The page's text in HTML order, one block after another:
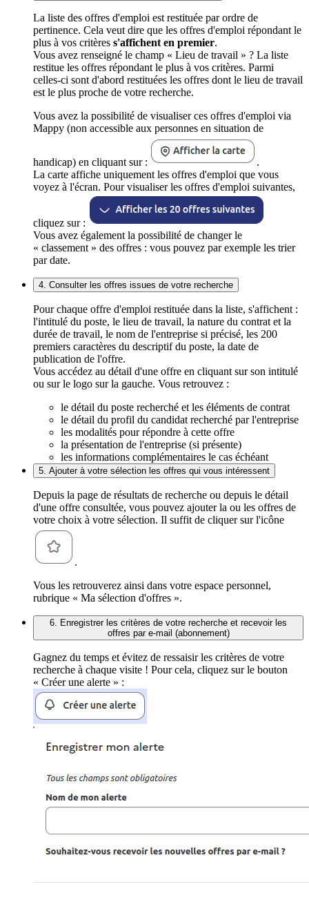
La liste des offres d'emploi est restituée par ordre de
pertinence. Cela veut dire que les offres d'emploi répondant le
plus à vos critères s'affichent en premier.
Vous avez renseigné le champ « Lieu de travail » ? La liste
restitue les offres répondant le plus à vos critères. Parmi
celles-ci sont d'abord restituées les offres dont le lieu de travail
est le plus proche de votre recherche.
Vous avez la possibilité de visualiser ces offres d'emploi via
Mappy (non accessible aux personnes en situation de
handicap) en cliquant sur :
.
La carte affiche uniquement les offres d'emploi que vous
voyez à l'écran. Pour visualiser les offres d'emploi suivantes,
cliquez sur :
Vous avez également la possibilité de changer le
« classement » des offres : vous pouvez par exemple les trier
par date.
4. Consulter les offres issues de votre recherche
Pour chaque offre d'emploi restituée dans la liste, s'affichent :
l'intitulé du poste, le lieu de travail, la nature du contrat et la
durée de travail, le nom de l'entreprise si précisé, les 200
premiers caractères du descriptif du poste, la date de
publication de l'offre.
Vous accédez au détail d'une offre en cliquant sur son intitulé
ou sur le logo sur la gauche. Vous retrouvez :
le détail du poste recherché et les éléments de contrat
le détail du profil du candidat recherché par l'entreprise
les modalités pour répondre à cette offre
la présentation de l'entreprise (si présente)
les informations complémentaires le cas échéant
5. Ajouter à votre sélection les offres qui vous intéressent
Depuis la page de résultats de recherche ou depuis le détail
d'une offre consultée, vous pouvez ajouter la ou les offres de
votre choix à votre sélection. Il suffit de cliquer sur l'icône
.
Vous les retrouverez ainsi dans votre espace personnel,
rubrique « Ma sélection d'offres ».
6. Enregistrer les critères de votre recherche et recevoir les
offres par e-mail (abonnement)
Gagnez du temps et évitez de ressaisir les critères de votre
recherche à chaque visite ! Pour cela, cliquez sur le bouton
« Créer une alerte » :